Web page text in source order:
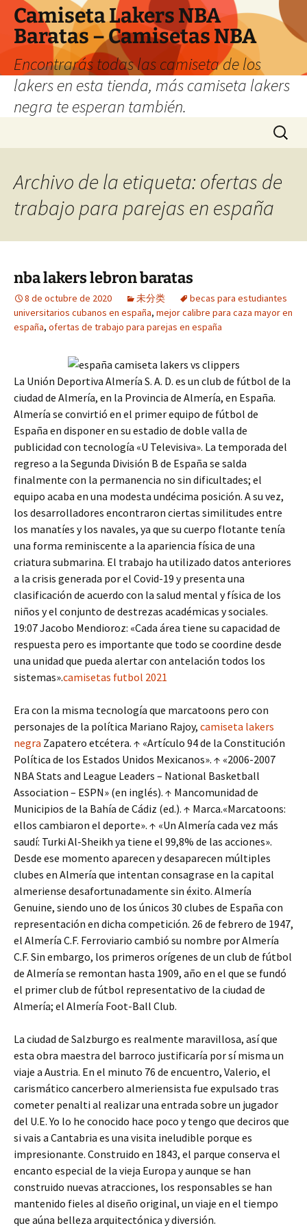
Camiseta Lakers NBA
Baratas – Camisetas NBA
Encontrarás todas las camiseta de los
lakers en esta tienda, más camiseta lakers
negra te esperan también.
Buscar:
Archivo de la etiqueta: ofertas de
trabajo para parejas en españa
nba lakers lebron baratas
8 de octubre de 2020 未分类
becas para estudiantes
universitarios cubanos en españa, mejor calibre para caza mayor en
españa, ofertas de trabajo para parejas en españa
La Unión Deportiva Almería S. A. D. es un club de fútbol de la
ciudad de Almería, en la Provincia de Almería, en España.
Almería se convirtió en el primer equipo de fútbol de
España en disponer en su estadio de doble valla de
publicidad con tecnología «U Televisiva». La temporada del
regreso a la Segunda División B de España se salda
finalmente con la permanencia no sin dificultades; el
equipo acaba en una modesta undécima posición. A su vez,
los desarrolladores encontraron ciertas similitudes entre
los manatíes y los navales, ya que su cuerpo flotante tenía
una forma reminiscente a la apariencia física de una
criatura submarina. El trabajo ha utilizado datos anteriores
a la crisis generada por el Covid-19 y presenta una
clasificación de acuerdo con la salud mental y física de los
niños y el conjunto de destrezas académicas y sociales.
19:07 Jacobo Mendioroz: «Cada área tiene su capacidad de
respuesta pero es importante que todo se coordine desde
una unidad que pueda alertar con antelación todos los
sistemas».camisetas futbol 2021
Era con la misma tecnología que marcatoons pero con
personajes de la política Mariano Rajoy, camiseta lakers
negra Zapatero etcétera. ↑ «Artículo 94 de la Constitución
Política de los Estados Unidos Mexicanos». ↑ «2006-2007
NBA Stats and League Leaders – National Basketball
Association – ESPN» (en inglés). ↑ Mancomunidad de
Municipios de la Bahía de Cádiz (ed.). ↑ Marca.«Marcatoons:
ellos cambiaron el deporte». ↑ «Un Almería cada vez más
saudí: Turki Al-Sheikh ya tiene el 99,8% de las acciones».
Desde ese momento aparecen y desaparecen múltiples
clubes en Almería que intentan consagrase en la capital
almeriense desafortunadamente sin éxito. Almería
Genuine, siendo uno de los únicos 30 clubes de España con
representación en dicha competición. 26 de febrero de 1947,
el Almería C.F. Ferroviario cambió su nombre por Almería
C.F. Sin embargo, los primeros orígenes de un club de fútbol
de Almería se remontan hasta 1909, año en el que se fundó
el primer club de fútbol representativo de la ciudad de
Almería; el Almería Foot-Ball Club.
La ciudad de Salzburgo es realmente maravillosa, así que
esta obra maestra del barroco justificaría por sí misma un
viaje a Austria. En el minuto 76 de encuentro, Valerio, el
carismático cancerbero almeriensista fue expulsado tras
cometer penalti al realizar una entrada sobre un jugador
del U.E. Yo lo he conocido hace poco y tengo que deciros que
si vais a Cantabria es una visita ineludible porque es
impresionante. Construido en 1843, el parque conserva el
encanto especial de la vieja Europa y aunque se han
construido nuevas atracciones, los responsables se han
mantenido fieles al diseño original, un viaje en el tiempo
que aúna belleza arquitectónica y diversión.